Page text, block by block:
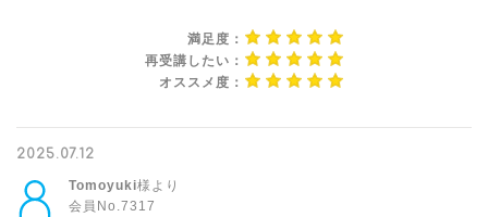
満足度：
再受講したい：
オススメ度：
2025.07.12
Tomoyuki様より
会員No.7317